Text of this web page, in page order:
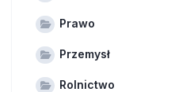
Prawo
Przemysł
Rolnictwo